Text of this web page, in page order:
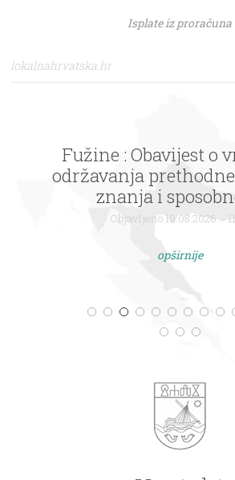
Isplate iz proračuna
lokalnahrvatska.hr
Fužine : Obavijest o
održavanja
znanja i
Objavljeno 10.08.2026. -
opširnije